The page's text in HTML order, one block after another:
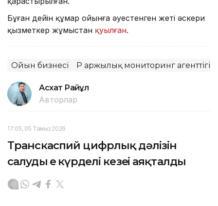
Бұған дейін құмар ойынға әуестенген жеті әскери
қызметкер жұмыстан қуылған.
Ойын бизнесі ҚР Қаржылық мониторинг агенттігі
Асхат Райқұл
Авторлар
17:05, 05 Тамыз 2026
Транскаспий цифрлық дәлізін
салудың ең күрделі кезеңі аяқталды